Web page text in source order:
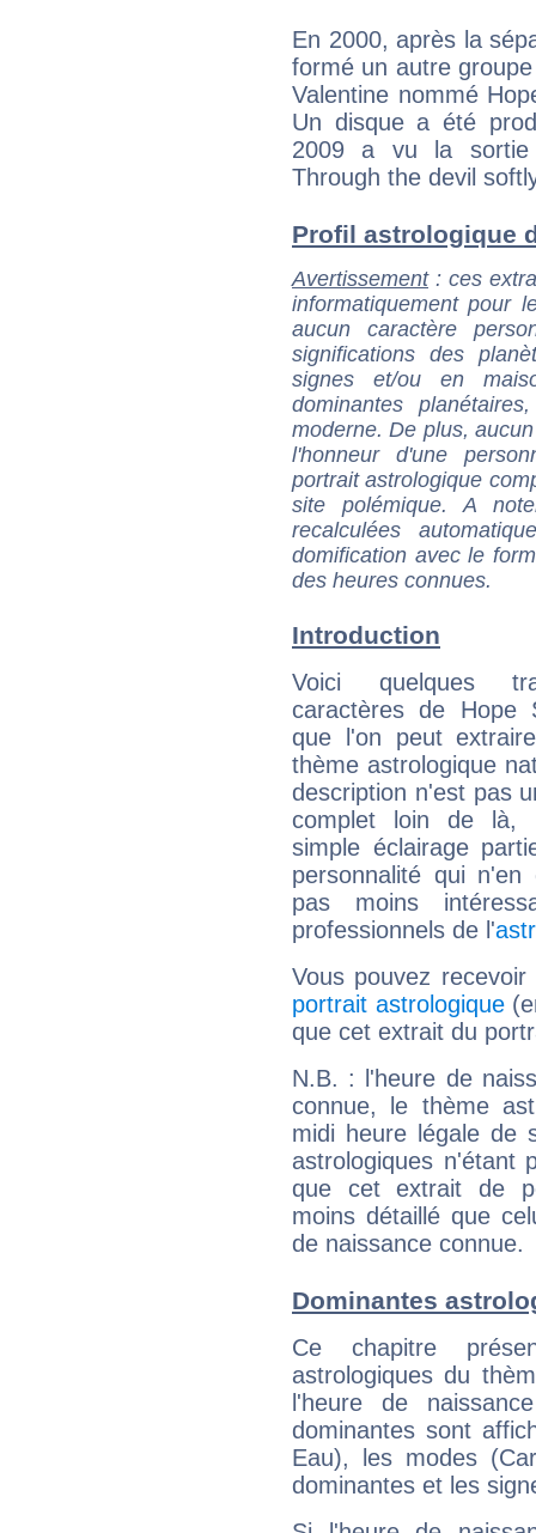
En 2000, après la
formé un autre
Valentine nommé
Un disque a été
2009 a vu la sortie
Through the devil
Profil astrologique
Avertissement: ces
informatiquement pour
aucun caractère
significations des
signes et/ou en
dominantes
moderne. De plus,
l'honneur d'une
portrait astrologique
site polémique. A
recalculées
domification avec le
des heures connues.
Introduction
Voici quelques
caractères de Hope
que l'on peut
thème astrologique
description n'est pas
complet loin de là,
simple éclairage
personnalité qui n'en
pas moins
professionnels de l'
Vous pouvez
portrait astrologique
que cet extrait du
N.B. : l'heure de
connue, le thème
midi heure légale de
astrologiques n'étant
que cet extrait de
moins détaillé que
de naissance connue.
Dominantes
Ce chapitre
astrologiques du
l'heure de
dominantes sont
Eau), les modes
dominantes et les